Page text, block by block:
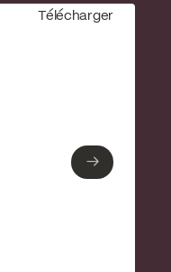
Télécharger
→